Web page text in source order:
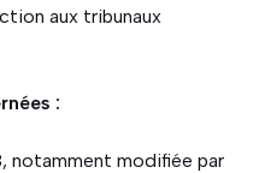
aux tribunaux
:
notamment modifiée par